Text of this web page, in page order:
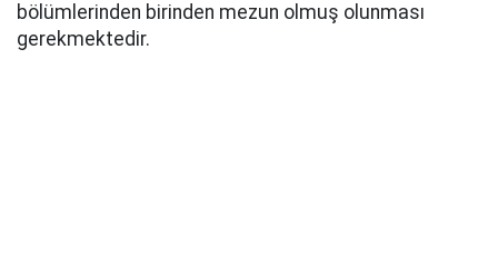
bölümlerinden birinden mezun olmuş olunması
gerekmektedir.